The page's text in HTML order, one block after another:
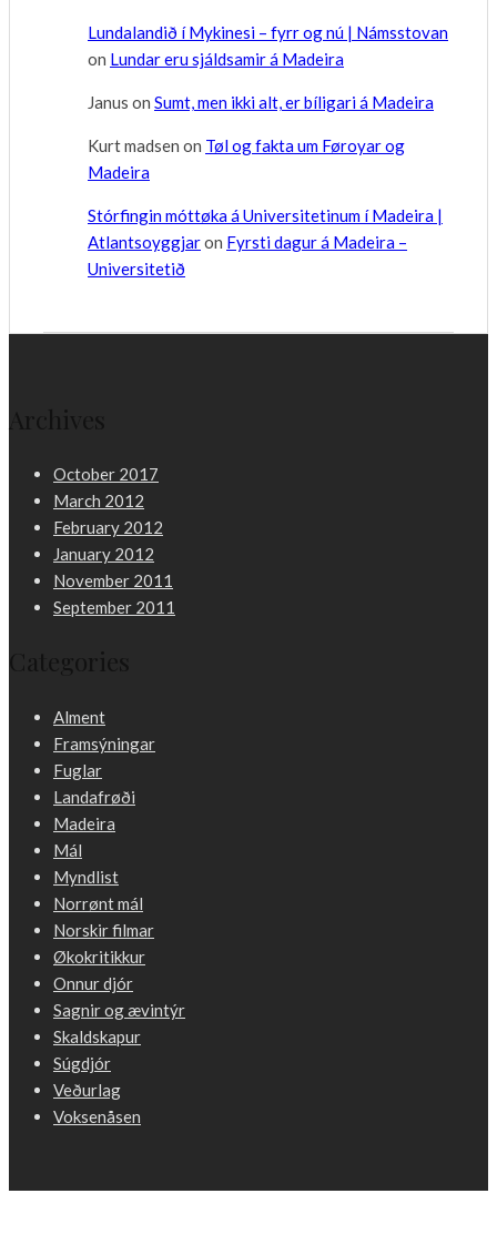
Lundalandið í Mykinesi – fyrr og nú | Námsstovan
on Lundar eru sjáldsamir á Madeira
Janus on Sumt, men ikki alt, er bíligari á Madeira
Kurt madsen on Tøl og fakta um Føroyar og
Madeira
Stórfingin móttøka á Universitetinum í Madeira |
Atlantsoyggjaron Fyrsti dagur á Madeira –
Universitetið
October 2017
March 2012
February 2012
January 2012
November 2011
September 2011
Alment
Framsýningar
Fuglar
Landafrøði
Madeira
Mál
Myndlist
Norrønt mál
Norskir filmar
Økokritikkur
Onnur djór
Sagnir og ævintýr
Skaldskapur
Súgdjór
Veðurlag
Voksenåsen